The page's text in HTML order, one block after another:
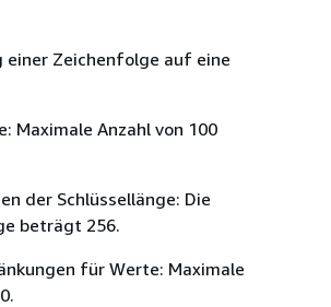
einer Zeichenfolge auf eine
Maximale Anzahl von 100
der Schlüssellänge: Die
beträgt 256.
für Werte: Maximale